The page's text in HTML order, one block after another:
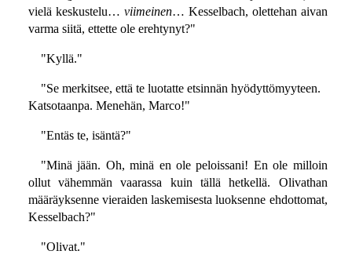
vielä keskustelu… viimeinen… Kesselbach, olettehan aivan
varma siitä, ettette ole erehtynyt?"
"Kyllä."
"Se merkitsee, että te luotatte etsinnän hyödyttömyyteen.
Katsotaanpa. Menehän, Marco!"
"Entäs te, isäntä?"
"Minä jään. Oh, minä en ole peloissani! En ole milloin
ollut vähemmän vaarassa kuin tällä hetkellä. Olivathan
määräyksenne vieraiden laskemisesta luoksenne ehdottomat,
Kesselbach?"
"Olivat."